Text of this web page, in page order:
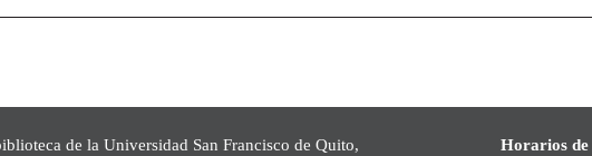
de la Universidad San Francisco de Quito,
Horarios de